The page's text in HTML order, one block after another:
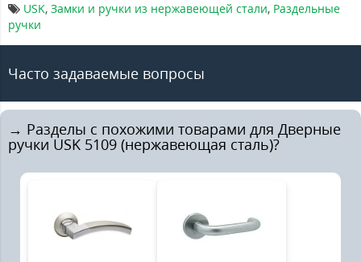
USK, Замки и ручки из нержавеющей стали, Раздельные
ручки
Часто задаваемые вопросы
→ Разделы с похожими товарами для Дверные
ручки USK 5109 (нержавеющая сталь)?